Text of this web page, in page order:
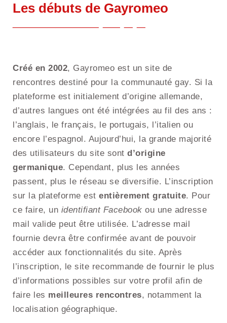
Les débuts de Gayromeo
Créé en 2002, Gayromeo est un site de
rencontres destiné pour la communauté gay. Si la
plateforme est initialement d’origine allemande,
d’autres langues ont été intégrées au fil des ans :
l’anglais, le français, le portugais, l’italien ou
encore l’espagnol. Aujourd’hui, la grande majorité
des utilisateurs du site sont d’origine
germanique. Cependant, plus les années
passent, plus le réseau se diversifie. L’inscription
sur la plateforme est entièrement gratuite. Pour
ce faire, un identifiant Facebook ou une adresse
mail valide peut être utilisée. L’adresse mail
fournie devra être confirmée avant de pouvoir
accéder aux fonctionnalités du site. Après
l’inscription, le site recommande de fournir le plus
d’informations possibles sur votre profil afin de
faire les meilleures rencontres, notamment la
localisation géographique.